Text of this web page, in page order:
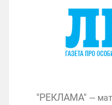
"РЕКЛАМА" —